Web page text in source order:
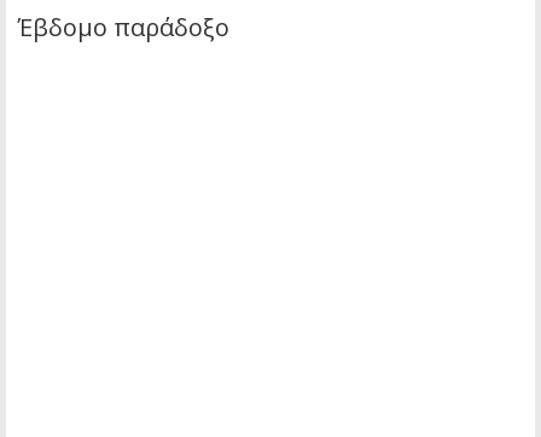
Έβδομο παράδοξο